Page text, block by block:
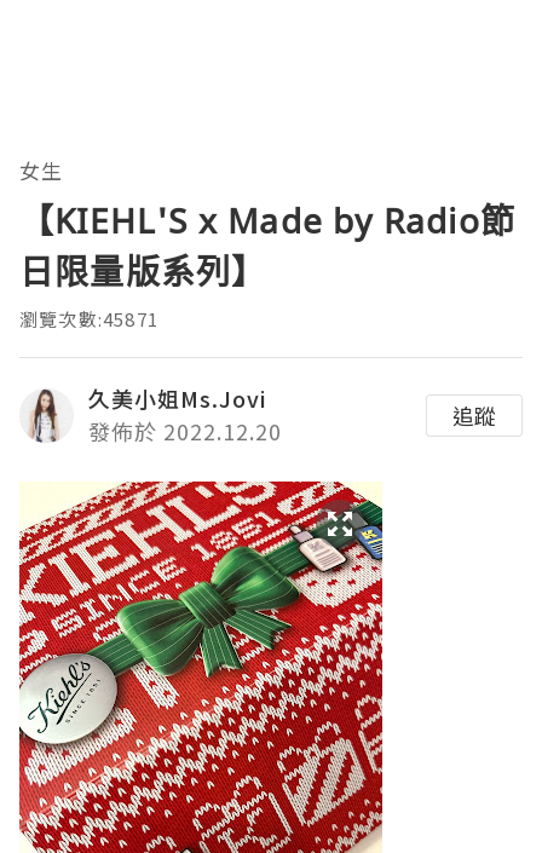
女生
【KIEHL'S x Made by Radio節
日限量版系列】
瀏覽次數:45871
久美小姐Ms.Jovi
發佈於 2022.12.20
追蹤